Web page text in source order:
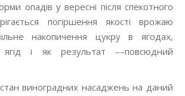
опадів у вересні після спекотного
погіршення якості врожаю
накопичення цукру в ягодах,
ягід і як результат ––повсюдний
стан виноградних насаджень на даний